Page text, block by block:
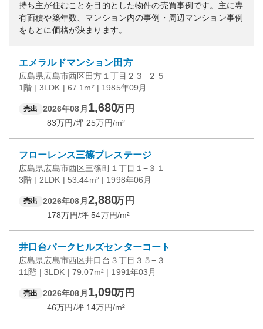
持ち主が住むことを目的とした物件の売買事例です。 主に専
有面積や築年数、マンション内の事例・周辺マンション事例
をもとに価格が決まります。
エメラルドマンション田方
広島県広島市西区田方１丁目２３−２５
1階 | 3LDK | 67.1m² | 1985年09月
売出 2026年08月 1,680万円
83万円/坪 25万円/m²
フローレンス三篠プレステージ
広島県広島市西区三篠町１丁目１−３１
3階 | 2LDK | 53.44m² | 1998年06月
売出 2026年08月 2,880万円
178万円/坪 54万円/m²
井口台パークヒルズセンターコート
広島県広島市西区井口台３丁目３５−３
11階 | 3LDK | 79.07m² | 1991年03月
売出 2026年08月 1,090万円
46万円/坪 14万円/m²